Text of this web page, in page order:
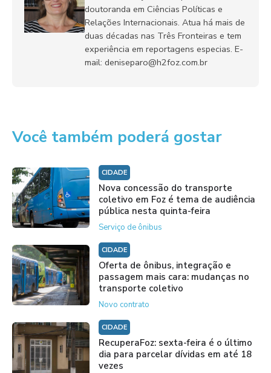
doutoranda em Ciências Políticas e
Relações Internacionais. Atua há mais de
duas décadas nas Três Fronteiras e tem
experiência em reportagens especias. E-
mail: deniseparo@h2foz.com.br
Você também poderá gostar
CIDADE
Nova concessão do transporte
coletivo em Foz é tema de audiência
pública nesta quinta-feira
Serviço de ônibus
CIDADE
Oferta de ônibus, integração e
passagem mais cara: mudanças no
transporte coletivo
Novo contrato
CIDADE
RecuperaFoz: sexta-feira é o último
dia para parcelar dívidas em até 18
vezes